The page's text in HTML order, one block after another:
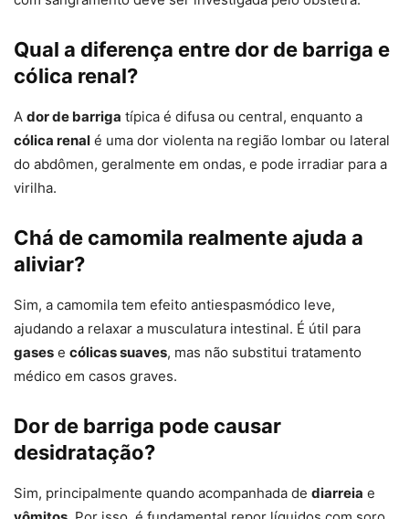
Qual a diferença entre dor de barriga e
cólica renal?
A dor de barriga típica é difusa ou central, enquanto a
cólica renal é uma dor violenta na região lombar ou lateral
do abdômen, geralmente em ondas, e pode irradiar para a
virilha.
Chá de camomila realmente ajuda a
aliviar?
Sim, a camomila tem efeito antiespasmódico leve,
ajudando a relaxar a musculatura intestinal. É útil para
gases e cólicas suaves, mas não substitui tratamento
médico em casos graves.
Dor de barriga pode causar
desidratação?
Sim, principalmente quando acompanhada de diarreia e